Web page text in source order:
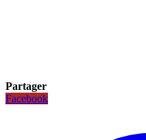
Partager
Facebook